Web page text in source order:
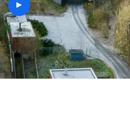
play
button